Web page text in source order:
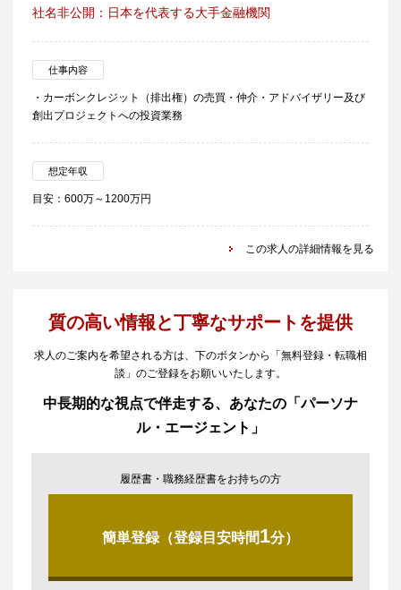
社名非公開：日本を代表する大手金融機関
仕事内容
・カーボンクレジット（排出権）の売買・仲介・アドバイザリー及び
創出プロジェクトへの投資業務
想定年収
目安：600万～1200万円
この求人の詳細情報を見る
質の高い情報と丁寧なサポートを提供
求人のご案内を希望される方は、下のボタンから「無料登録・転職相
談」のご登録をお願いいたします。
中長期的な視点で伴走する、あなたの「パーソナ
ル・エージェント」
履歴書・職務経歴書をお持ちの方
簡単登録（登録目安時間1分）